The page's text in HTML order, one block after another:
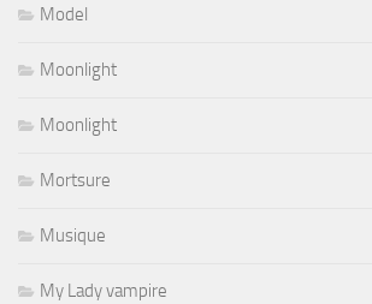
Model
Moonlight
Moonlight
Mortsure
Musique
My Lady vampire